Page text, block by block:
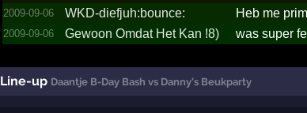
2009-09-06 WKD-diefju­h:boun­ce: Heb me
2009-09-06 Gewoon Omdat Het Kan !­8) was super
Line-up Daantje B-Day Bash vs Danny's Beukparty